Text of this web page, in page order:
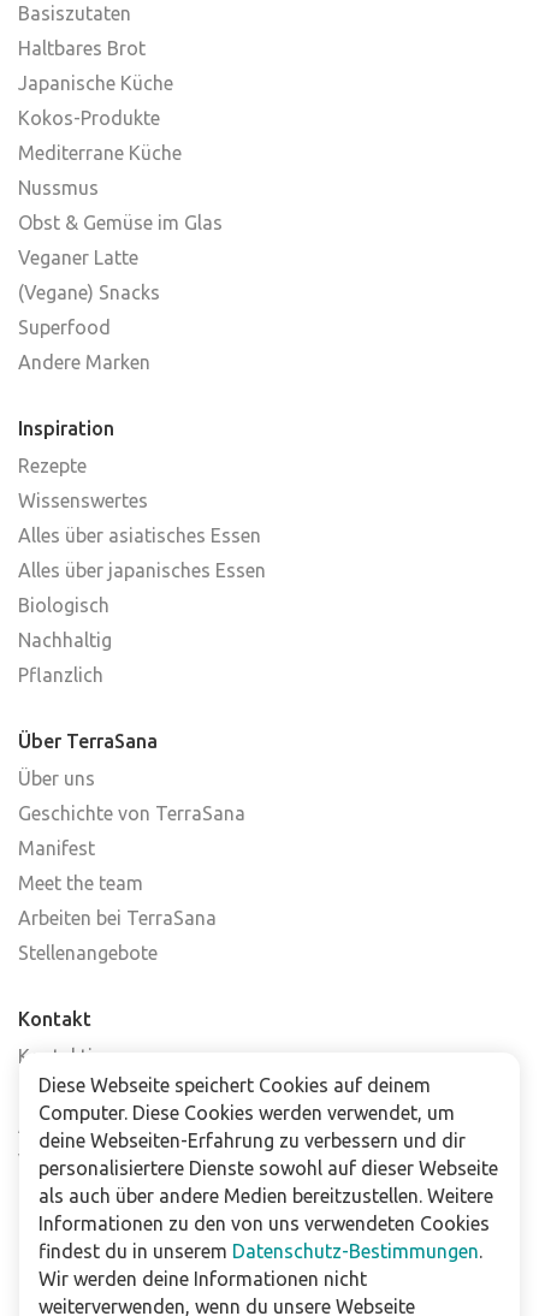
Basiszutaten
Haltbares Brot
Japanische Küche
Kokos-Produkte
Mediterrane Küche
Nussmus
Obst & Gemüse im Glas
Veganer Latte
(Vegane) Snacks
Superfood
Andere Marken
Inspiration
Rezepte
Wissenswertes
Alles über asiatisches Essen
Alles über japanisches Essen
Biologisch
Nachhaltig
Pflanzlich
Über TerraSana
Über uns
Geschichte von TerraSana
Manifest
Meet the team
Arbeiten bei TerraSana
Stellenangebote
Kontakt
Kontaktiere uns
Häufig gestellte Fragen
Abonniere unseren Newsletter
Verkaufsstellen
Für Unternehmen
Downloads
Diese Webseite speichert Cookies auf deinem
Computer. Diese Cookies werden verwendet, um
deine Webseiten-Erfahrung zu verbessern und dir
personalisiertere Dienste sowohl auf dieser Webseite
als auch über andere Medien bereitzustellen. Weitere
Informationen zu den von uns verwendeten Cookies
findest du in unserem Datenschutz-Bestimmungen.
Wir werden deine Informationen nicht
weiterverwenden, wenn du unsere Webseite